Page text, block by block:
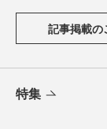
記事掲載の
特集